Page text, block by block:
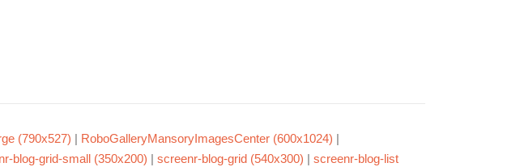
(790x527) | RoboGalleryMansoryImagesCenter (600x1024) |
blog-grid-small (350x200) | screenr-blog-grid (540x300) | screenr-blog-list